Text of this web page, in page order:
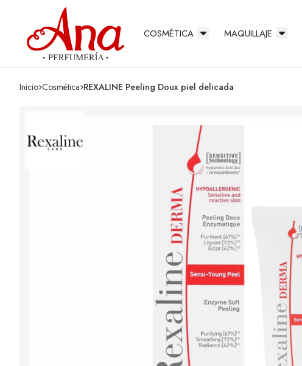
COSMÉTICA MAQUILLAJE
Inicio cosmética REXALINE Peeling Doux piel delicada